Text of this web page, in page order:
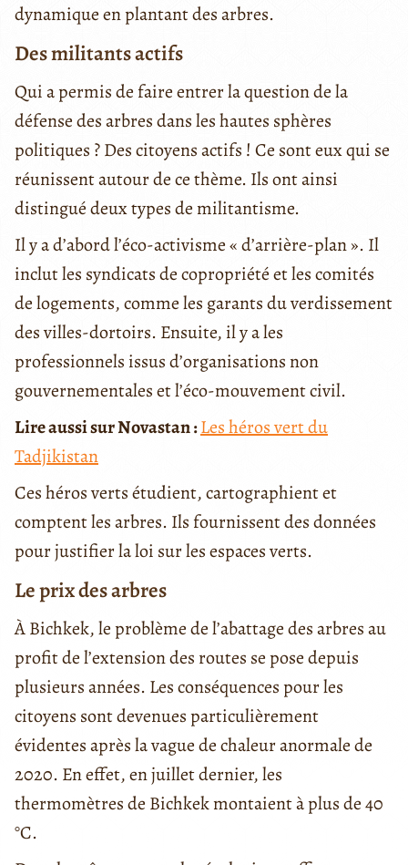
dynamique en plantant des arbres.
Des militants actifs
Qui a permis de faire entrer la question de la
défense des arbres dans les hautes sphères
politiques ? Des citoyens actifs ! Ce sont eux qui se
réunissent autour de ce thème. Ils ont ainsi
distingué deux types de militantisme.
Il y a d’abord l’éco-activisme « d’arrière-plan ». Il
inclut les syndicats de copropriété et les comités
de logements, comme les garants du verdissement
des villes-dortoirs. Ensuite, il y a les
professionnels issus d’organisations non
gouvernementales et l’éco-mouvement civil.
Lire aussi sur Novastan :Les héros vert du
Tadjikistan
Ces héros verts étudient, cartographient et
comptent les arbres. Ils fournissent des données
pour justifier la loi sur les espaces verts.
Le prix des arbres
À Bichkek, le problème de l’abattage des arbres au
profit de l’extension des routes se pose depuis
plusieurs années. Les conséquences pour les
citoyens sont devenues particulièrement
évidentes après la vague de chaleur anormale de
2020. En effet, en juillet dernier, les
thermomètres de Bichkek montaient à plus de 40
°C.